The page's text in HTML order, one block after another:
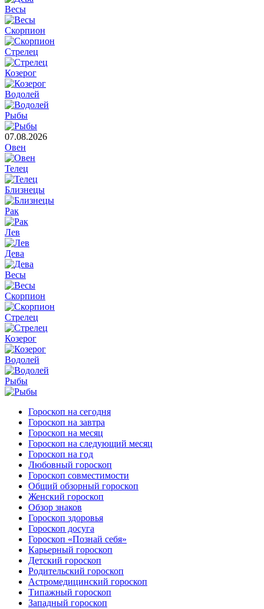
Весы
Скорпион
Стрелец
Козерог
Водолей
Рыбы
07.08.2026
Овен
Телец
Близнецы
Рак
Лев
Дева
Весы
Скорпион
Стрелец
Козерог
Водолей
Рыбы
Гороскоп на сегодня
Гороскоп на завтра
Гороскоп на месяц
Гороскоп на следующий месяц
Гороскоп на год
Любовный гороскоп
Гороскоп совместимости
Общий обзорный гороскоп
Женский гороскоп
Обзор знаков
Гороскоп здоровья
Гороскоп досуга
Гороскоп «Познай себя»
Карьерный гороскоп
Детский гороскоп
Родительский гороскоп
Астромедицинский гороскоп
Типажный гороскоп
Западный гороскоп